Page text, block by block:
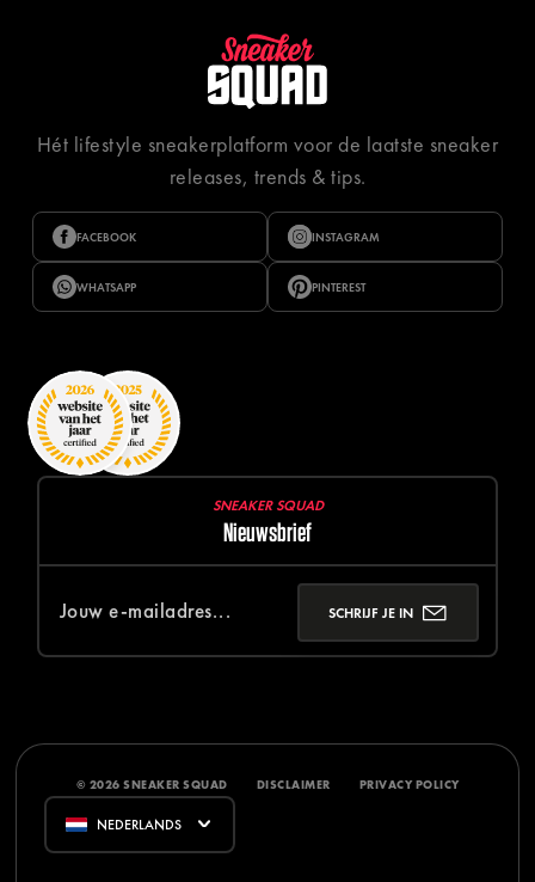
Hét lifestyle sneakerplatform voor de laatste sneaker
releases, trends & tips.
FACEBOOK INSTAGRAM
WHATSAPP PINTEREST
SNEAKER SQUAD
Nieuwsbrief
SCHRIJF JE IN
© 2026 SNEAKER SQUAD DISCLAIMER PRIVACY POLICY
NEDERLANDS